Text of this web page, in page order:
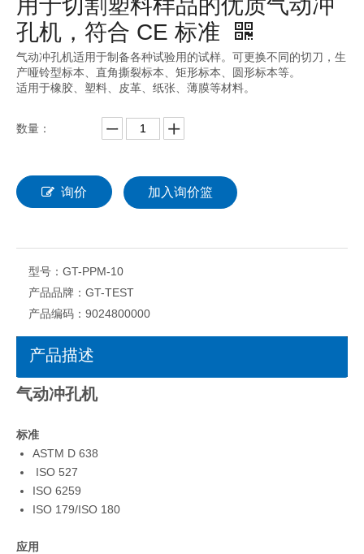
孔机，符合 CE 标准
气动冲孔机适用于制备各种试验用的试样。可更换不同的切刀，生
产哑铃型标本、直角撕裂标本、矩形标本、圆形标本等。
适用于橡胶、塑料、皮革、纸张、薄膜等材料。
数量：
询价 加入询价篮
型号： GT-PPM-10
产品品牌： GT-TEST
产品编码： 9024800000
产品描述
气动冲孔机
标准
ASTM D 638
ISO 527
ISO 6259
ISO 179/ISO 180
应用